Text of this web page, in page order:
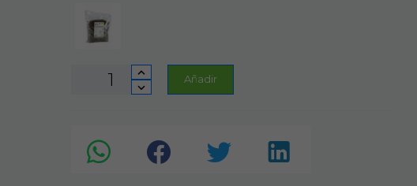
Añadir